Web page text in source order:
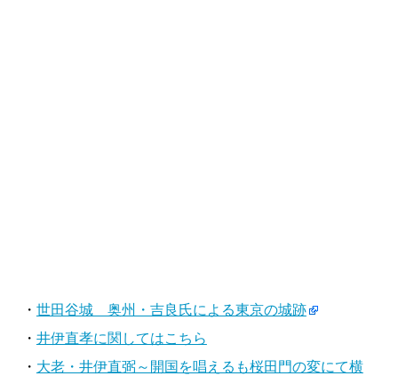
・ 世田谷城 奥州・吉良氏による東京の城跡
・ 井伊直孝に関してはこちら
・ 大老・井伊直弼～開国を唱えるも桜田門の変にて横